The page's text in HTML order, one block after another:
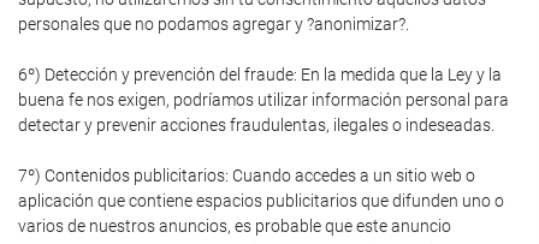
personales que no podamos agregar y ?anonimizar?.
6º) Detección y prevención del fraude: En la medida que la Ley y la
buena fe nos exigen, podríamos utilizar información personal para
detectar y prevenir acciones fraudulentas, ilegales o indeseadas.
7º) Contenidos publicitarios: Cuando accedes a un sitio web o
aplicación que contiene espacios publicitarios que difunden uno o
varios de nuestros anuncios, es probable que este anuncio